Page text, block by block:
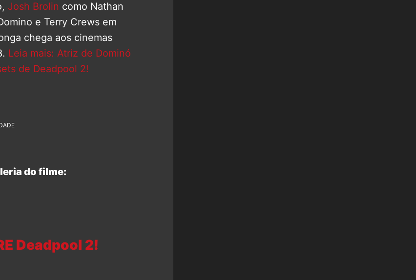
Josh Brolin como Nathan
e Terry Crews em
chega aos cinemas
Leia mais: Atriz de Dominó
de Deadpool 2!
do filme:
Deadpool 2!